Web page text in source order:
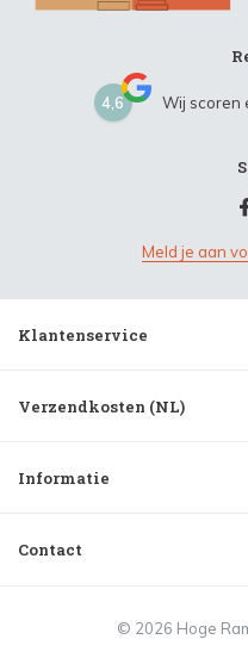
4,6 Wij scoren
Meld je aan
Klantenservice
Verzendkosten (NL)
Informatie
Contact
© 2026 Hoge